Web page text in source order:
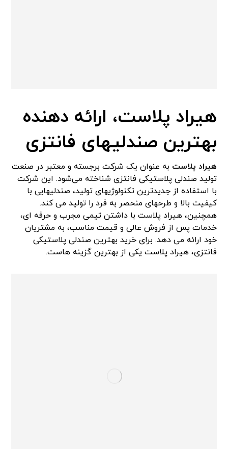
هیراد پلاست، ارائه دهنده
بهترین صندلیهای فانتزی
هیراد پلاست به عنوان یک شرکت برجسته و معتبر در صنعت
تولید صندلی پلاستیکی فانتزی شناخته می‌شود. این شرکت
با استفاده از جدیدترین تکنولوژیهای تولید، صندلیهایی با
کیفیت بالا و طرحهای منحصر به فرد را تولید می‌ کند.
همچنین، هیراد پلاست با داشتن تیمی مجرب و حرفه‌ ای،
خدمات پس از فروش عالی و قیمت مناسب، به مشتریان
خود ارائه می‌ دهد. برای خرید بهترین صندلی پلاستیکی
فانتزی، هیراد پلاست یکی از بهترین گزینه‌ هاست.